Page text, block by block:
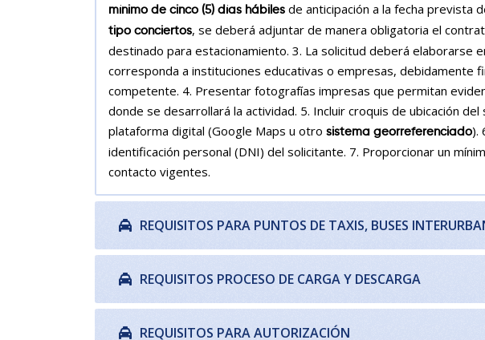
mínimo de cinco (5) días hábiles de anticipación a la fecha prevista
tipo conciertos, se deberá adjuntar de manera obligatoria el
destinado para estacionamiento. 3. La solicitud deberá elaborarse
corresponda a instituciones educativas o empresas, debidamente
competente. 4. Presentar fotografías impresas que permitan
donde se desarrollará la actividad. 5. Incluir croquis de ubicación
plataforma digital (Google Maps u otro sistema georreferenciado).
identificación personal (DNI) del solicitante. 7. Proporcionar un
contacto vigentes.
REQUISITOS PARA PUNTOS DE TAXIS, BUSES
REQUISITOS PROCESO DE CARGA Y DESCARGA
REQUISITOS PARA AUTORIZACIÓN